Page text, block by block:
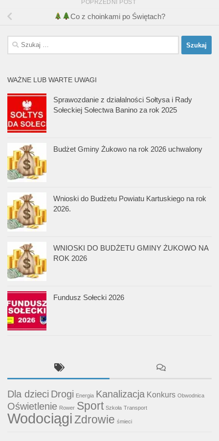
POPRZEDNI POST
Co z choinkami po Świętach?
Szukaj:
WAŻNE LUB WARTE UWAGI
Sprawozdanie z działalności Sołtysa i Rady
Sołeckiej Sołectwa Banino za rok 2025
Budżet Gminy Żukowo na rok 2026 uchwalony
Wnioski do Budżetu Powiatu Kartuskiego na rok
2026.
WNIOSKI DO BUDŻETU GMINY ŻUKOWO NA
ROK 2026
Fundusz Sołecki 2026
Dla dzieci Drogi Energia Kanalizacja Konkurs Obwodnica
Oświetlenie Rower Sport Szkoła Transport
WodociągiZdrowie śmieci